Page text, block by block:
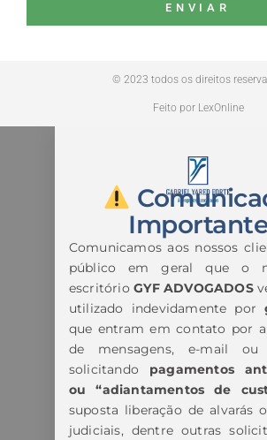
ENVIAR
© 2023 todos os direitos
Feito por LexOnline
Importante
Comunicamos aos nossos
público em geral que o
escritório GYF ADVOGADOS
utilizado indevidamente por
que entram em contato por
de mensagens, e-mail ou
solicitando pagamentos
ou “adiantamentos de
suposta liberação de alvarás
judiciais, dentre outras